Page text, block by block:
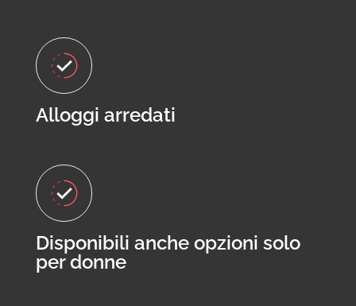
Alloggi arredati
Disponibili anche opzioni solo
per donne